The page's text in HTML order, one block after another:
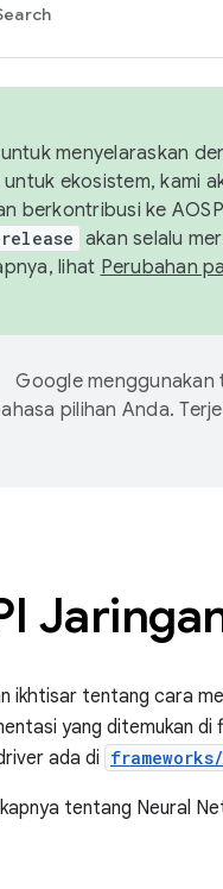
menyelaraskan
ekosistem, kami
berkontribusi ke
akan selalu
lihat Perubahan
Google menggunakan
pilihan Anda.
ikhtisar tentang cara
yang ditemukan di
ada di
tentang Neural